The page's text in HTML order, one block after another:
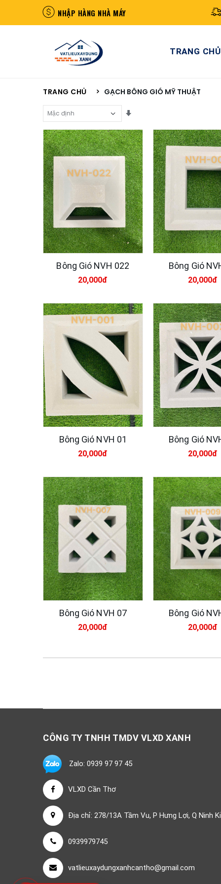
NHẬP HÀNG NHÀ MÁY
TRANG CHỦ
TRANG CHỦ GẠCH BÔNG GIÓ MỸ THUẬT
Sắp Xếp Theo
Bông Gió NVH 022
20,000đ
Bông Gió
20,000đ
Bông Gió NVH 01
20,000đ
Bông Gió
20,000đ
Bông Gió NVH 07
20,000đ
Bông Gió
20,000đ
CÔNG TY TNHH TMDV VLXD XANH
Zalo: 0939 97 97 45
VLXD Cần Thơ
Địa chỉ: 278/13A Tầm Vu, P Hưng Lợi, Q Ninh
0939979745
vatlieuxaydungxanhcantho@gmail.com